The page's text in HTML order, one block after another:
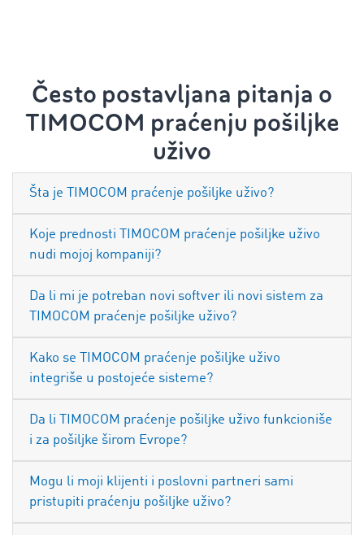
Često postavljana pitanja o
TIMOCOM praćenju pošiljke
uživo
Šta je TIMOCOM praćenje pošiljke uživo?
Koje prednosti TIMOCOM praćenje pošiljke uživo
nudi mojoj kompaniji?
Da li mi je potreban novi softver ili novi sistem za
TIMOCOM praćenje pošiljke uživo?
Kako se TIMOCOM praćenje pošiljke uživo
integriše u postojeće sisteme?
Da li TIMOCOM praćenje pošiljke uživo funkcioniše
i za pošiljke širom Evrope?
Mogu li moji klijenti i poslovni partneri sami
pristupiti praćenju pošiljke uživo?